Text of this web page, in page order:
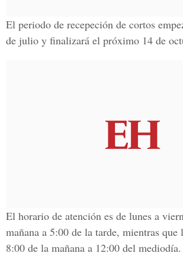
El periodo de recepeción de cortos
de julio y finalizará el próximo 14 de
El horario de atención es de lunes a
mañana a 5:00 de la tarde, mientras que
8:00 de la mañana a 12:00 del mediodía.